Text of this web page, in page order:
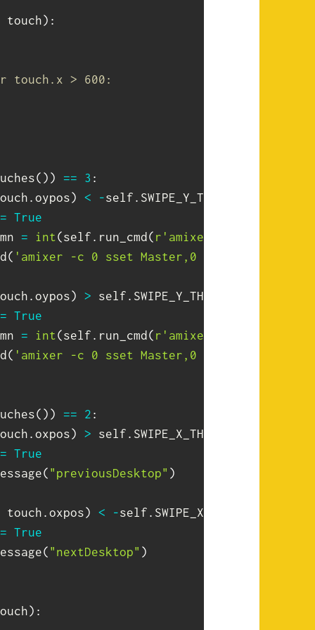
touch) :
touch.x > 600:
( ) ) == 3 :
. oypos) < -self . SWIPE_Y_THRESHOLD
= True
= int(self . run_cmd( r'amixer -c 0 get
( 'amixer -c 0 sset Master,0 %d'
. oypos) > self . SWIPE_Y_THRESHOLD
= True
= int(self . run_cmd( r'amixer -c 0 get
( 'amixer -c 0 sset Master,0 %d'
( ) ) == 2 :
. oxpos) > self . SWIPE_X_THRESHOLD
= True
( "previousDesktop" )
touch . oxpos) < -self . SWIPE_X_THRESHOLD
= True
( "nextDesktop" )
) :